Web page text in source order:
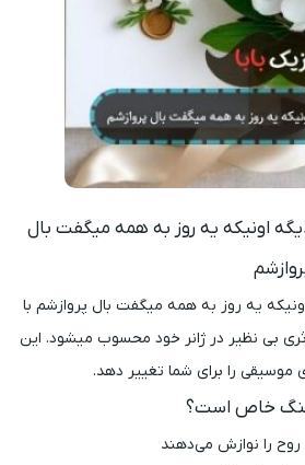
اونیکه یه روز به همه میگفت بال
یه روز به همه میگفت بال پروازشم با
بی ‌نظیر در ژانر خود محسوب میشود. این
موسیقی را برای شما تغییر دهد.
خاص است؟
را نوازش می‌دهند